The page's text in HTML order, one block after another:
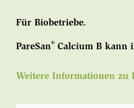
Für Biobetriebe.
PareSan®Calcium B kann
Weitere Informationen zu